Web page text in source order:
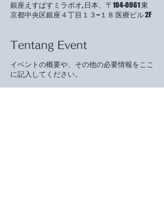
銀座えすぱすミラボオ, 日本、〒104-0061 東
京都中央区銀座４丁目１３−１８ 医療ビル 2F
Tentang Event
イベントの概要や、その他の必要情報をここ
に記入してください。